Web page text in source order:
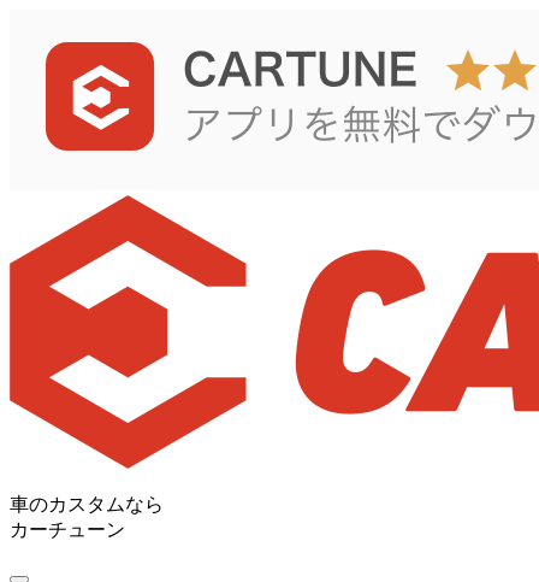
車のカスタムなら
カーチューン